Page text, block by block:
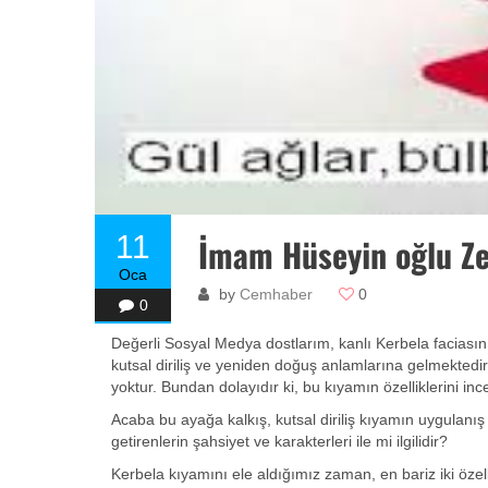
11
Oca
0
İmam Hüseyin oğlu
by Cemhaber 0
Değerli Sosyal Medya dostlarım, kanlı Kerbela
kutsal diriliş ve yeniden doğuş anlamlarına
yoktur. Bundan dolayıdır ki, bu kıyamın özelliklerini
Acaba bu ayağa kalkış, kutsal diriliş kıyamın
getirenlerin şahsiyet ve karakterleri ile mi ilgilidir?
Kerbela kıyamını ele aldığımız zaman, en bariz iki